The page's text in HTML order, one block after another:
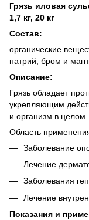
Грязь иловая
1,7 кг, 20 кг
Состав:
органические
натрий, бром и
Описание:
Грязь обладает
укрепляющим
и организм в целом.
Область
Заболевание
Лечение
Заболевания
Лечение
Показания и